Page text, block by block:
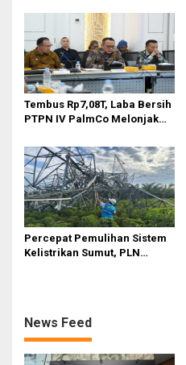
dan Efisiensi
Tembus Rp7,08T, Laba Bersih
PTPN IV PalmCo Melonjak
Ditopang Produksi dan
Efisiensi
Percepat Pemulihan Sistem
Kelistrikan Sumut, PLN
News Feed